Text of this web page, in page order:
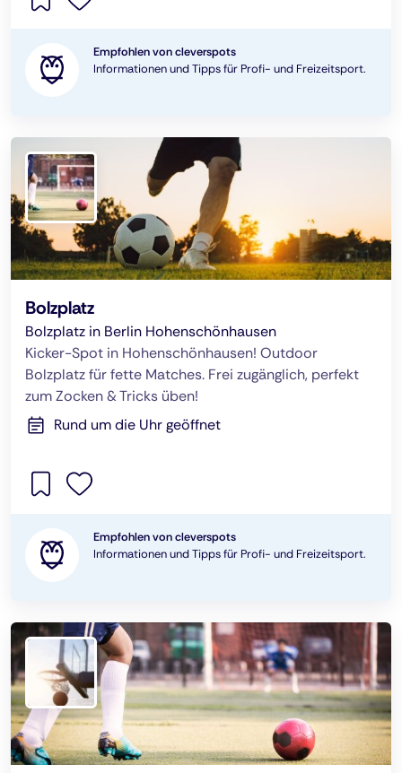
Empfohlen von cleverspots
Informationen und Tipps für Profi- und Freizeitsport.
Bolzplatz
Bolzplatz in Berlin Hohenschönhausen
Kicker-Spot in Hohenschönhausen! Outdoor
Bolzplatz für fette Matches. Frei zugänglich, perfekt
zum Zocken & Tricks üben!
Rund um die Uhr geöffnet
Empfohlen von cleverspots
Informationen und Tipps für Profi- und Freizeitsport.